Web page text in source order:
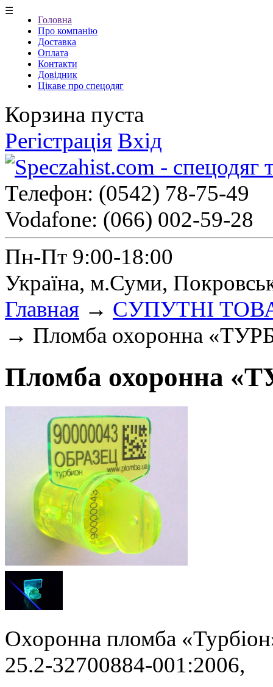
☰
Головна
Про компанію
Доставка
Оплата
Контакти
Довідник
Цікаве про спецодяг
Корзина пуста
Регістрація Вхід
Телефон: (0542) 78-75-49
Vodafone: (066) 002-59-28
Пн-Пт 9:00-18:00
Україна, м.Суми,
Главная → СУПУТНІ
→ Пломба охоронна
Пломба охоронна
Охоронна пломба
25.2-32700884-001:2006,